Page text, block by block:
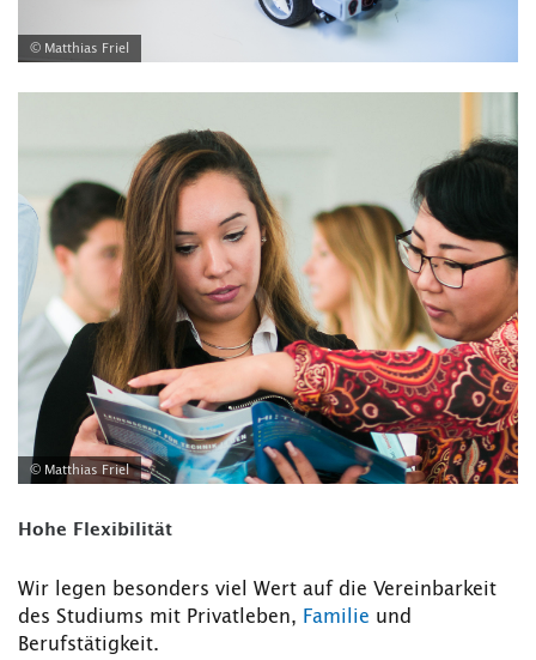
© Matthias Friel
© Matthias Friel
Hohe Flexibilität
Wir legen besonders viel Wert auf die Vereinbarkeit
des Studiums mit Privatleben, Familie und
Berufstätigkeit.